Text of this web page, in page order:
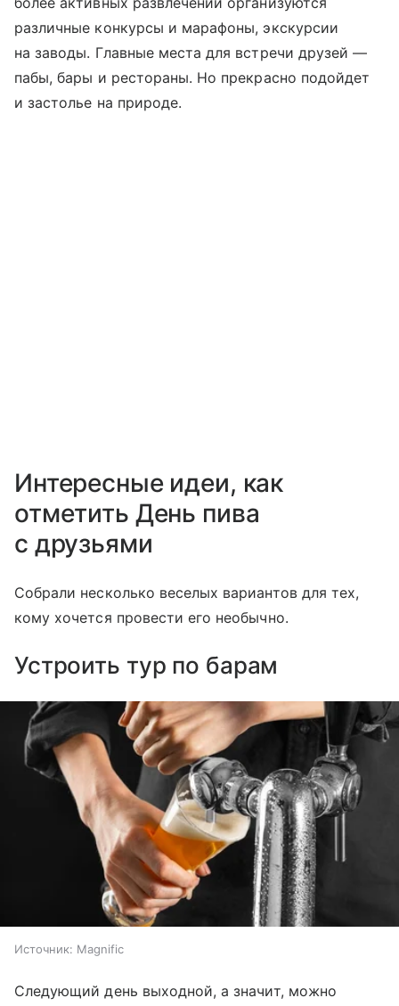
различные конкурсы и марафоны, экскурсии
на заводы. Главные места для встречи друзей —
пабы, бары и рестораны. Но прекрасно подойдет
и застолье на природе.
Интересные идеи, как
отметить День пива
с друзьями
Собрали несколько веселых вариантов для тех,
кому хочется провести его необычно.
Устроить тур по барам
Источник: Magnific
Следующий день выходной, а значит, можно